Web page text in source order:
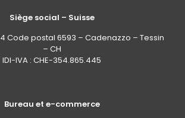
Siège social – Suisse
Code postal 6593 – Cadenazzo – Tessin
– CH
IDI-IVA : CHE-354.865.445
Bureau et e-commerce